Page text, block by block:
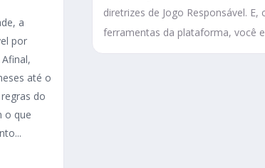
a
por
até o
do
o que
diretrizes de Jogo Responsável. E,
ferramentas da plataforma, você